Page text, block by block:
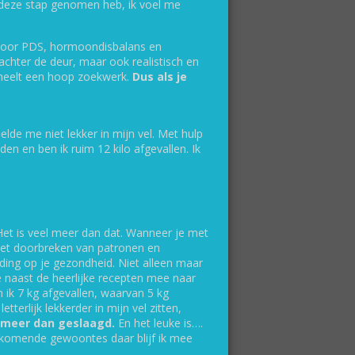
stap genomen heb, ik voel me
PDS, hormoondisbalans en
de deur, maar ook realistisch en
een hoop zoekwerk. Dus als je
me niet lekker in mijn vel. Met hulp
en ben ik ruim 12 kilo afgevallen. Ik
is veel meer dan dat. Wanneer je met
doorbreken van patronen en
op je gezondheid. Niet alleen maar
de heerlijke recepten mee naar
7 kg afgevallen, waarvan 5 kg
lekkerder in mijn vel zitten,
dan geslaagd. En het leuke is….
gewoontes daar blijf ik mee